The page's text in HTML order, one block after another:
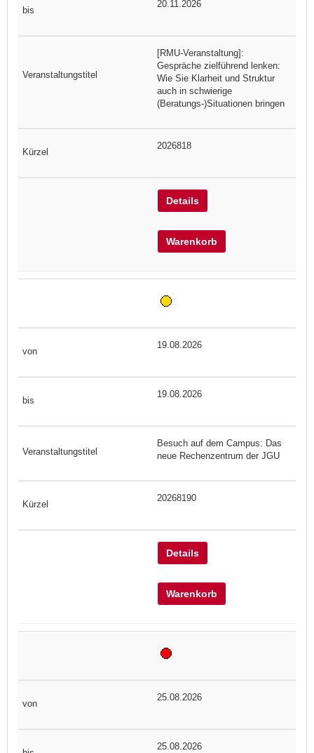
20.11.2026
[RMU-Veranstaltung]:
Gespräche zielführend lenken:
Wie Sie Klarheit und Struktur
auch in schwierige
(Beratungs-)Situationen bringen
2026818
Details
Warenkorb
19.08.2026
19.08.2026
Besuch auf dem Campus: Das
neue Rechenzentrum der JGU
20268190
Details
Warenkorb
25.08.2026
25.08.2026